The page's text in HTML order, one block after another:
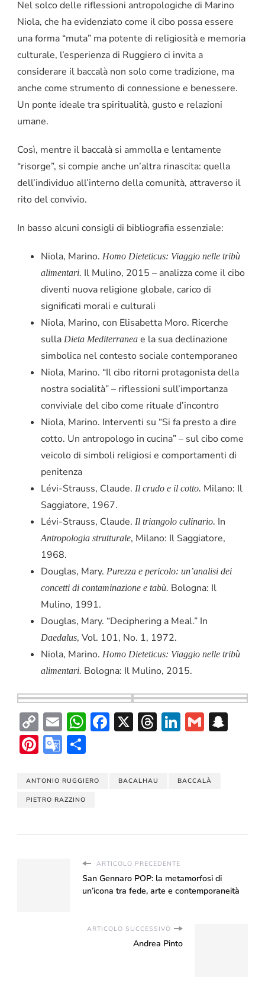
Nel solco delle riflessioni antropologiche di Marino
Niola, che ha evidenziato come il cibo possa essere
una forma “muta” ma potente di religiosità e memoria
culturale, l’esperienza di Ruggiero ci invita a
considerare il baccalà non solo come tradizione, ma
anche come strumento di connessione e benessere.
Un ponte ideale tra spiritualità, gusto e relazioni
umane.
Così, mentre il baccalà si ammolla e lentamente
“risorge”, si compie anche un’altra rinascita: quella
dell’individuo all’interno della comunità, attraverso il
rito del convivio.
In basso alcuni consigli di bibliografia essenziale:
Niola, Marino. Homo Dieteticus: Viaggio nelle tribù
alimentari. Il Mulino, 2015 – analizza come il cibo
diventi nuova religione globale, carico di
significati morali e culturali
Niola, Marino, con Elisabetta Moro. Ricerche
sulla Dieta Mediterranea e la sua declinazione
simbolica nel contesto sociale contemporaneo
Niola, Marino. “Il cibo ritorni protagonista della
nostra socialità” – riflessioni sull’importanza
conviviale del cibo come rituale d’incontro
Niola, Marino. Interventi su “Si fa presto a dire
cotto. Un antropologo in cucina” – sul cibo come
veicolo di simboli religiosi e comportamenti di
penitenza
Lévi-Strauss, Claude. Il crudo e il cotto. Milano: Il
Saggiatore, 1967.
Lévi-Strauss, Claude. Il triangolo culinario. In
Antropologia strutturale, Milano: Il Saggiatore,
1968.
Douglas, Mary. Purezza e pericolo: un’analisi dei
concetti di contaminazione e tabù. Bologna: Il
Mulino, 1991.
Douglas, Mary. “Deciphering a Meal.” In
Daedalus, Vol. 101, No. 1, 1972.
Niola, Marino. Homo Dieteticus: Viaggio nelle tribù
alimentari. Bologna: Il Mulino, 2015.
Copy
Link
EmailWhatsApp
Facebook
X Threads
LinkedIn
Gmail
Pinterest
Google
ANTONIO RUGGIERO BACALHAU BACCALÀ
PIETRO RAZZINO
ARTICOLO PRECEDENTE
San Gennaro POP: la metamorfosi di
un’icona tra fede, arte e contemporaneità
ARTICOLO SUCCESSIVO
Andrea Pinto